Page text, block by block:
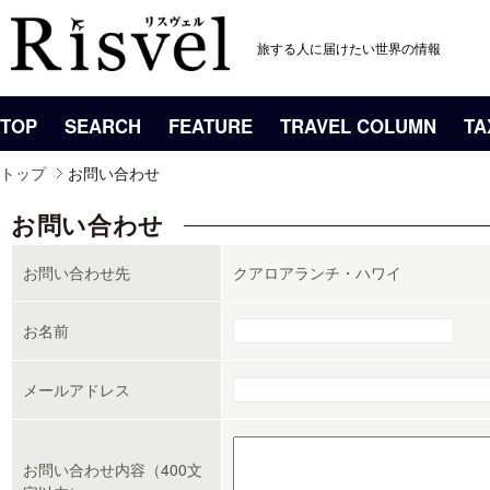
旅する人に届けたい世界の情報
TOP SEARCH FEATURE TRAVEL COLUMN
トップ お問い合わせ
お問い合わせ
お問い合わせ先 クアロアランチ・ハワイ
お名前
メールアドレス
お問い合わせ内容（400文